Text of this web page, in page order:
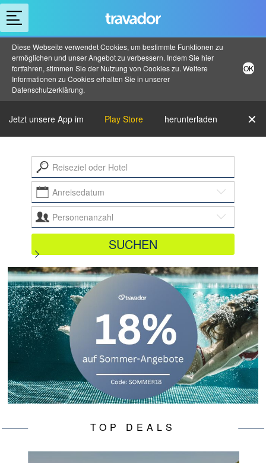
Diese Webseite verwendet Cookies, um bestimmte Funktionen zu
ermöglichen und unser Angebot zu verbessern. Indem Sie hier
fortfahren, stimmen Sie der Nutzung von Cookies zu. Weitere
Informationen zu Cookies erhalten Sie in unserer
Datenschutzerklärung.
OK
Jetzt unsere App im Play Store herunterladen ✕
Reiseziel oder Hotel
Anreisedatum
Personenanzahl
SUCHEN
TOP DEALS